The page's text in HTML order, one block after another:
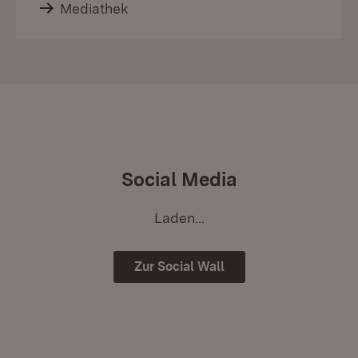
Mediathek
Social Media
Laden...
Zur Social Wall